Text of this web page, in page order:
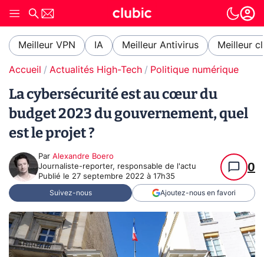
Meilleur VPN IA Meilleur Antivirus Meilleur
Accueil Actualités High-Tech Politique numérique
La cybersécurité est au cœur du
budget 2023 du gouvernement, quel
est le projet ?
Par Alexandre Boero
Journaliste-reporter, responsable de l'actu
Publié le 27 septembre 2022 à 17h35
0
Suivez-nous Ajoutez-nous en favori